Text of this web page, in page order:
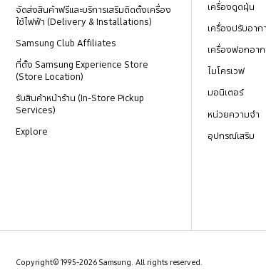
จัดส่งสินค้าฟรีและบริการเสริมติดตั้งเครื่อง
ใช้ไฟฟ้า (Delivery & Installations)
Samsung Club Affiliates
ที่ตั้ง Samsung Experience Store
(Store Location)
รับสินค้าหน้าร้าน (In-Store Pickup
Services)
Explore
เครื่องดูดฝุ่น
เครื่องปรับอาก
เครื่องฟอกอา
ไมโครเวฟ
มอนิเตอร์
หน่วยความจำ
อุปกรณ์เสริม
Copyright© 1995-2026 Samsung. All rights reserved.